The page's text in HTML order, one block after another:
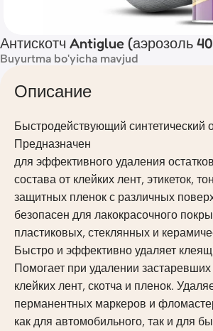
Антискотч Antiglue (аэрозоль
Buyurtma bo'yicha mavjud
Описание
Быстродействующий синтетический
Предназначен
для эффективного удаления
состава от клейких лент, этикеток,
защитных пленок с различных
безопасен для лакокрасочного
пластиковых, стеклянных и
Быстро и эффективно удаляет
Помогает при удалении застаревших
клейких лент, скотча и пленок.
перманентных маркеров и
как для автомобильного, так и для